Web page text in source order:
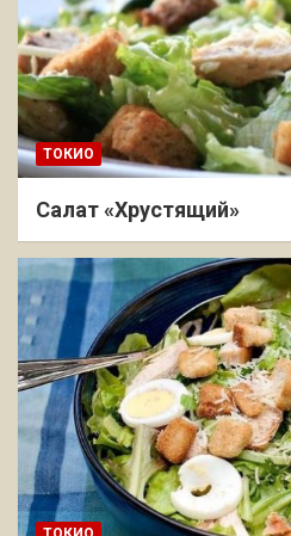
ТОКИО
Салат «Хрустящий»